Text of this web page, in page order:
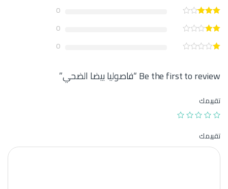
0
0
0
Be the first to review “فاصوليا بيضا الضحي”
تقييمك
تقييمك